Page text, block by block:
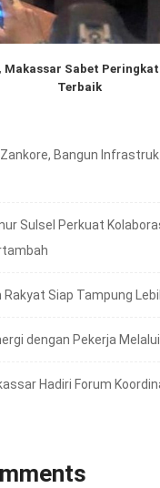
Makassar Sabet
Terbaik
Bangun
Sulsel Perkuat
Rakyat Siap Tampung
dengan Pekerja
Hadiri Forum